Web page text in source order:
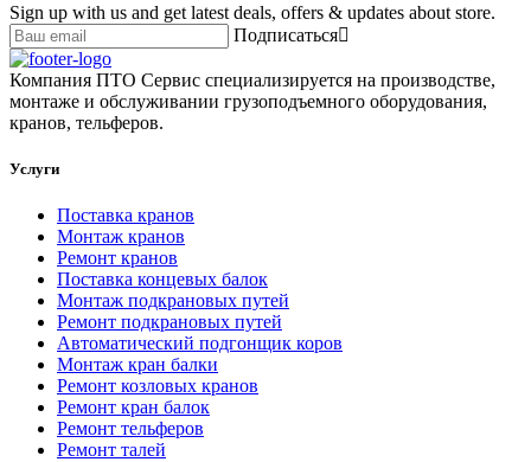
Sign up with us and get latest deals, offers & updates about store.
Подписаться
Компания ПТО Сервис специализируется на производстве,
монтаже и обслуживании грузоподъемного оборудования,
кранов, тельферов.
Услуги
Поставка кранов
Монтаж кранов
Ремонт кранов
Поставка концевых балок
Монтаж подкрановых путей
Ремонт подкрановых путей
Автоматический подгонщик коров
Монтаж кран балки
Ремонт козловых кранов
Ремонт кран балок
Ремонт тельферов
Ремонт талей